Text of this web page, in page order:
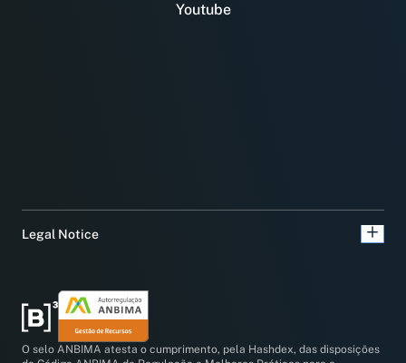
Youtube
Legal Notice
O selo ANBIMA atesta o cumprimento, pela Hashdex, das disposições